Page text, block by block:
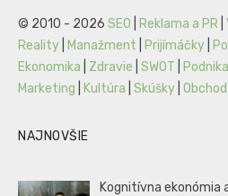
© 2010 - 2026 SEO Reklama a PR
Reality
Manažment Prijímáčky
Ekonomika
Zdravie SWOT
Marketing
Kultúra Skúšky Obchod
NAJNOVŠIE
Kognitívna ekonómia